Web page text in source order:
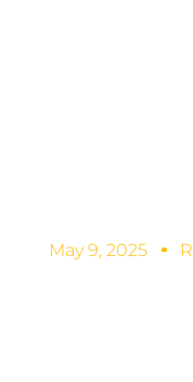
May 9, 2025